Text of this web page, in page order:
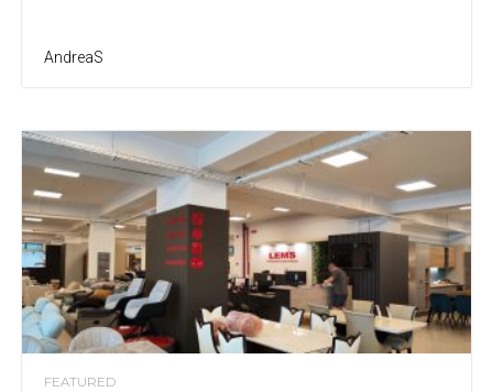
AndreaS
FEATURED